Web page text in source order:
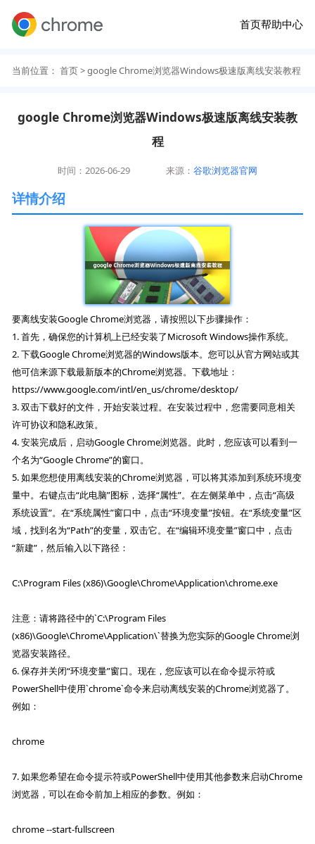
首页帮助中心
当前位置： 首页> google Chrome浏览器Windows极速版离线安装教程
google Chrome浏览器Windows极速版离线安装教
程
时间：2026-06-29 来源：谷歌浏览器官网
详情介绍
要离线安装Google Chrome浏览器，请按照以下步骤操作：
1. 首先，确保您的计算机上已经安装了Microsoft Windows操作系统。
2. 下载Google Chrome浏览器的Windows版本。您可以从官方网站或其
他可信来源下载最新版本的Chrome浏览器。下载地址：
https://www.google.com/intl/en_us/chrome/desktop/
3. 双击下载好的文件，开始安装过程。在安装过程中，您需要同意相关
许可协议和隐私政策。
4. 安装完成后，启动Google Chrome浏览器。此时，您应该可以看到一
个名为“Google Chrome”的窗口。
5. 如果您想使用离线安装的Chrome浏览器，可以将其添加到系统环境变
量中。右键点击“此电脑”图标，选择“属性”。在左侧菜单中，点击“高级
系统设置”。在“系统属性”窗口中，点击“环境变量”按钮。在“系统变量”区
域，找到名为“Path”的变量，双击它。在“编辑环境变量”窗口中，点击
“新建”，然后输入以下路径：
C:\Program Files (x86)\Google\Chrome\Application\chrome.exe
注意：请将路径中的`C:\Program Files
(x86)\Google\Chrome\Application\`替换为您实际的Google Chrome浏
览器安装路径。
6. 保存并关闭“环境变量”窗口。现在，您应该可以在命令提示符或
PowerShell中使用`chrome`命令来启动离线安装的Chrome浏览器了。
例如：
chrome
7. 如果您希望在命令提示符或PowerShell中使用其他参数来启动Chrome
浏览器，可以在命令前加上相应的参数。例如：
chrome --start-fullscreen